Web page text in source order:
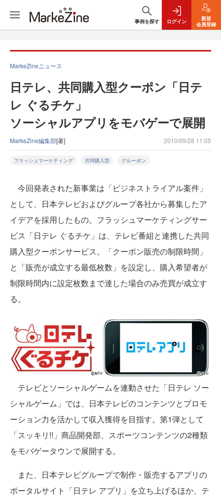
事例を探す ログイン
新規
会員登録
MarkeZineニュース
日テレ、共同購入型クーポン「日テ
レ ぐるチケ」
ソーシャルアプリをモバゲーで展開
MarkeZine編集部[著] 2010/09/28 11:05
フラッシュマーケティング 共同購入型 グルーポン
今回発表された新事業は「ビジネストライアル案件」
として、日本テレビおよびグループ各社から募集したア
イデアを採用したもの。フラッシュマーケティングサー
ビス「日テレ ぐるチケ」は、テレビ番組と連携した共同
購入型クーポンサービス。「クーポン販売の制限時間」
と「販売が成立する最低枚数」を設定し、購入希望者が
制限時間内に設定枚数まで達した場合のみ売買が成立す
る。
テレビとソーシャルゲームを連動させた「日テレ ソー
シャルゲーム」では、日本テレビのコンテンツとプロモ
ーション力を活かして収入獲得を目指す。第1弾として
「スッキリ!!」商品開発部、スポーツコンテンツの2種類
をモバゲータウンで展開する。
また、日本テレビグループで制作・販売するアプリの
ポータルサイト「日テレ アプリ」を立ち上げるほか、テ